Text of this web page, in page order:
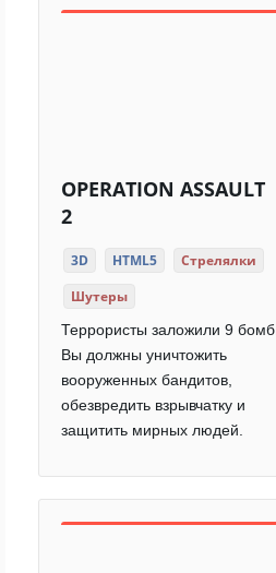
OPERATION ASSAULT
2
3D HTML5
Стрелялки
Шутеры
Террористы заложили 9 бомб.
Вы должны уничтожить
вооруженных бандитов,
обезвредить взрывчатку и
защитить мирных людей.